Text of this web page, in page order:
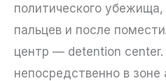
политического
пальцев и после
центр — detention
непосредственно в зоне